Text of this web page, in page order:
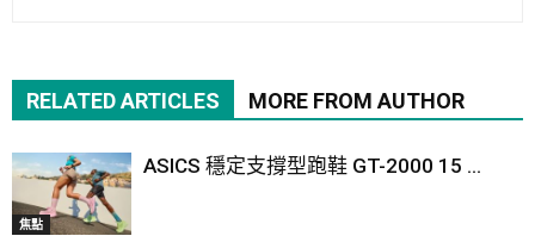
RELATED ARTICLES MORE FROM AUTHOR
焦點
ASICS 穩定支撐型跑鞋 GT-2000 15 ...